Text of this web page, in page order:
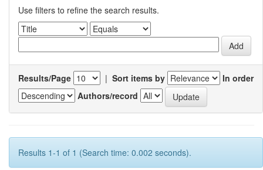
Use filters to refine the search results.
Results/Page | Sort items by
In order
Authors/record
Results 1-1 of 1 (Search time: 0.002 seconds).